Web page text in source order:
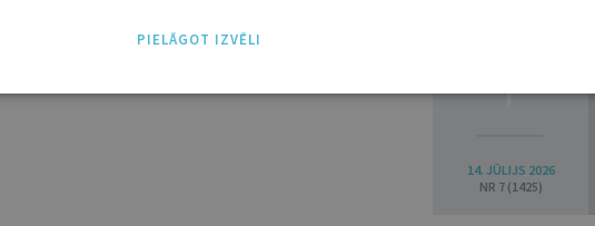
7
14. JŪLIJS 2026
NR 7 (1425)
PIELĀGOT IZVĒLI